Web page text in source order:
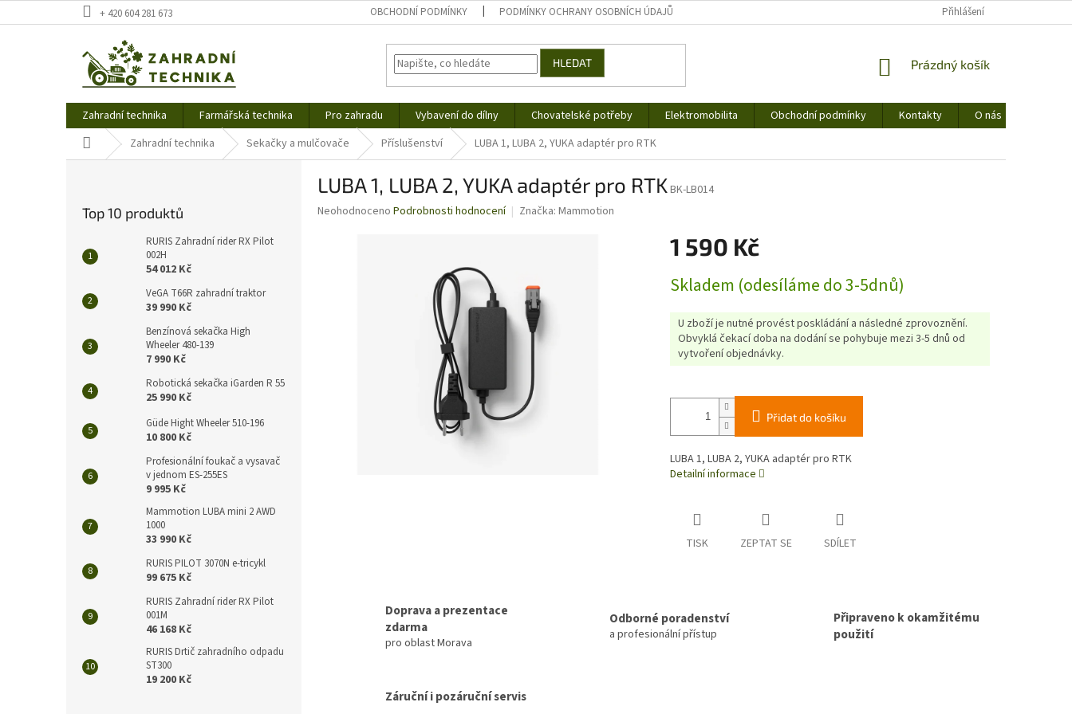
na
+ 420 604 281 673 OBCHODNÍ PODMÍNKY PODMÍNKY OCHRANY OSOBNÍCH ÚDAJŮ Přihlášení
HLEDAT
NÁKUPNÍ
Prázdný košík
Zahradní technika Farmářská technika Pro zahradu Vybavení do dílny Chovatelské potřeby Elektromobilita Obchodní podmínky Kontakty
O nás
Domů Zahradní technika Sekačky a mulčovače Příslušenství LUBA 1, LUBA 2, YUKA adaptér pro RTK
Top 10 produktů
RURIS Zahradní rider RX Pilot
002H
54 012 Kč
VeGA T66R zahradní traktor
39 990 Kč
Benzínová sekačka High
Wheeler 480-139
7 990 Kč
Robotická sekačka iGarden R 55
25 990 Kč
Güde Hight Wheeler 510-196
10 800 Kč
Profesionální foukač a vysavač
v jednom ES-255ES
9 995 Kč
Mammotion LUBA mini 2 AWD
1000
33 990 Kč
RURIS PILOT 3070N e-tricykl
99 675 Kč
RURIS Zahradní rider RX Pilot
001M
46 168 Kč
RURIS Drtič zahradního odpadu
ST300
19 200 Kč
LUBA 1, LUBA 2, YUKA adaptér pro RTKBK-LB014
Průměrné
Neohodnoceno Podrobnosti hodnocení Značka: Mammotion
1 590 Kč
cena:
Skladem (odesíláme do 3-5dnů)
U zboží je nutné provést poskládání a následné zprovoznění.
Obvyklá čekací doba na dodání se pohybuje mezi 3-5 dnů od
vytvoření objednávky.
Přidat do košíku
LUBA 1, LUBA 2, YUKA adaptér pro RTK
Detailní informace
TISK ZEPTAT SE SDÍLET
Doprava a prezentace
zdarma
pro oblast Morava
Odborné poradenství
a profesionální přístup
Připraveno k okamžitému
použití
Záruční i pozáruční servis